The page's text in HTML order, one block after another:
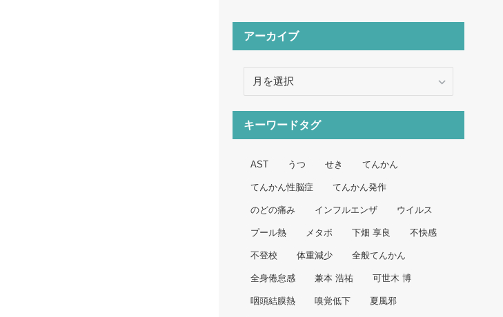
アーカイブ
イ
ブ
キーワードタグ
AST うつ せき てんかん
てんかん性脳症 てんかん発作
のどの痛み インフルエンザ ウイルス
プール熱 メタボ 下畑 享良 不快感
不登校 体重減少 全般てんかん
全身倦怠感 兼本 浩祐 可世木 博
咽頭結膜熱 嗅覚低下 夏風邪